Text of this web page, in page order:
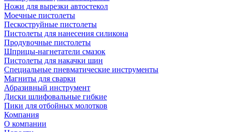
Ножи для вырезки автостекол
Моечные пистолеты
Пескоструйные пистолеты
Пистолеты для нанесения силикона
Продувочные пистолеты
Шприцы-нагнетатели смазок
Пистолеты для накачки шин
Специальные пневматические инструменты
Магниты для сварки
Абразивный инструмент
Диски шлифовальные гибкие
Пики для отбойных молотков
Компания
О компании